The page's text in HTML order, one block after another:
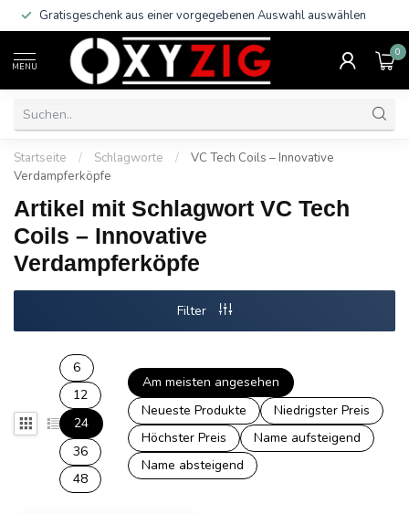
Gratisgeschenk aus einer vorgegebenen Auswahl auswählen
MENU
0
Startseite / Schlagworte /
VC Tech Coils – Innovative
Verdampferköpfe
Artikel mit Schlagwort VC Tech
Coils – Innovative
Verdampferköpfe
Filter
6
12
24
36
48
Am meisten angesehen
Neueste Produkte
Niedrigster Preis
Höchster Preis
Name aufsteigend
Name absteigend